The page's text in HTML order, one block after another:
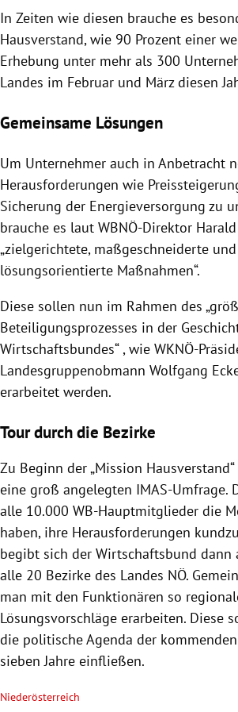
In Zeiten wie diesen brauche es
Hausverstand, wie 90 Prozent einer
Erhebung unter mehr als 300
Landes im Februar und März diesen
Gemeinsame Lösungen
Um Unternehmer auch in Anbetracht
Herausforderungen wie
Sicherung der Energieversorgung zu
brauche es laut WBNÖ-Direktor
„zielgerichtete, maßgeschneiderte und
lösungsorientierte Maßnahmen“.
Diese sollen nun im Rahmen des
Beteiligungsprozesses in der
Wirtschaftsbundes“ , wie WKNÖ-
Landesgruppenobmann Wolfgang
erarbeitet werden.
Tour durch die Bezirke
Zu Beginn der „Mission
eine groß angelegten IMAS-Umfrage.
alle 10.000 WB-Hauptmitglieder die
haben, ihre Herausforderungen
begibt sich der Wirtschaftsbund dann
alle 20 Bezirke des Landes NÖ.
man mit den Funktionären so
Lösungsvorschläge erarbeiten. Diese
die politische Agenda der
sieben Jahre einfließen.
Niederösterreich